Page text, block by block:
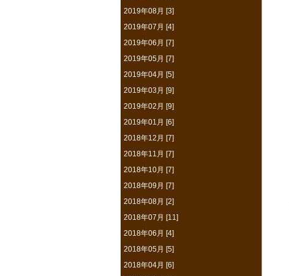
2019年08月 [3]
2019年07月 [4]
2019年06月 [7]
2019年05月 [7]
2019年04月 [5]
2019年03月 [9]
2019年02月 [9]
2019年01月 [6]
2018年12月 [7]
2018年11月 [7]
2018年10月 [7]
2018年09月 [7]
2018年08月 [2]
2018年07月 [11]
2018年06月 [4]
2018年05月 [5]
2018年04月 [6]